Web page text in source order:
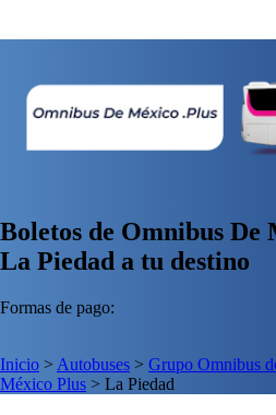
Boletos de Omnibus De
La Piedad a tu destino
Formas de pago:
Inicio > Autobuses > Grupo Omnibus
México Plus > La Piedad